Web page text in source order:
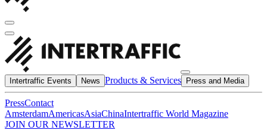
Intertraffic Events News Products & Services Press and Media
PressContact
AmsterdamAmericasAsiaChinaIntertraffic World Magazine
JOIN OUR NEWSLETTER